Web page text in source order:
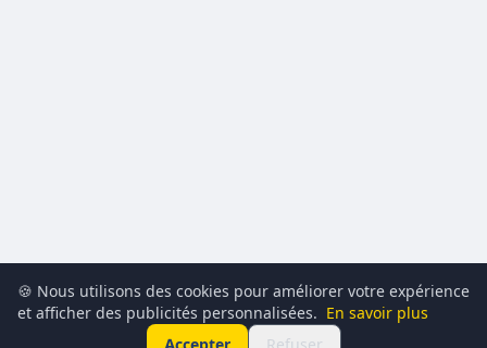
🍪 Nous utilisons des cookies pour améliorer votre expérience
et afficher des publicités personnalisées. En savoir plus
Accepter
Refuser